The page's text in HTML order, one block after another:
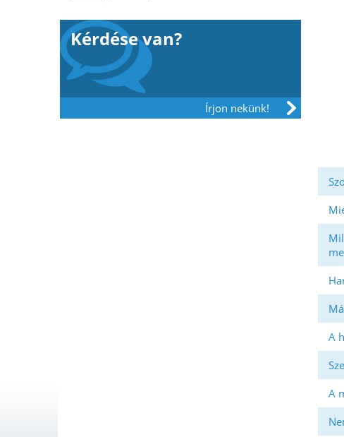
Kérdése van?
Írjon nekünk!
A
A